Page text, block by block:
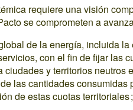
requiere una visión
se comprometen a
de la energía, incluida
con el fin de fijar las
ciudades y territorios neutros
las cantidades consumidas
de estas cuotas territoriales ;